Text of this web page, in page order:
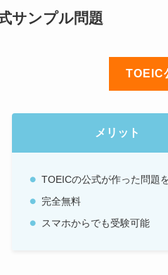
サンプル問題
TOEIC
メリット
TOEICの公式が作った問題
完全無料
スマホからでも受験可能